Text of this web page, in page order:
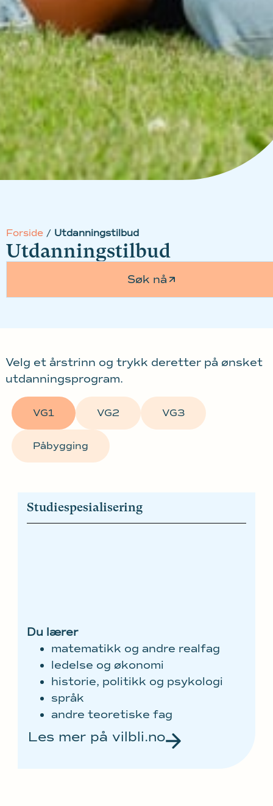
Forside / Utdanningstilbud
Utdanningstilbud
Søk nå
Velg et årstrinn og trykk deretter på ønsket
utdanningsprogram.
VG1 VG2 VG3
Påbygging
Studiespesialisering
Du lærer
matematikk og andre realfag
ledelse og økonomi
historie, politikk og psykologi
språk
andre teoretiske fag
Les mer på vilbli.no